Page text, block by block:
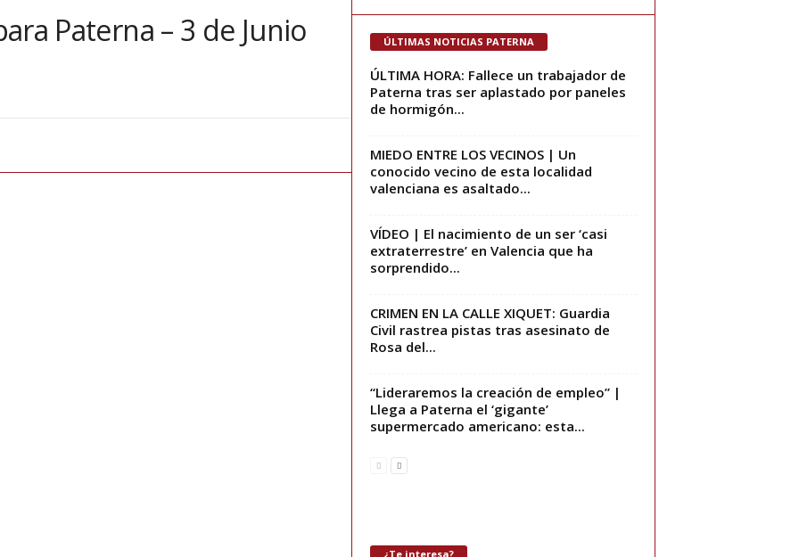
Paterna – 3 de Junio
ÚLTIMAS NOTICIAS PATERNA
ÚLTIMA HORA: Fallece un trabajador de
Paterna tras ser aplastado por paneles
de hormigón...
MIEDO ENTRE LOS VECINOS | Un
conocido vecino de esta localidad
valenciana es asaltado...
VÍDEO | El nacimiento de un ser ‘casi
extraterrestre’ en Valencia que ha
sorprendido...
CRIMEN EN LA CALLE XIQUET: Guardia
Civil rastrea pistas tras asesinato de
Rosa del...
“Lideraremos la creación de empleo” |
Llega a Paterna el ‘gigante’
supermercado americano: esta...
¿Te interesa?